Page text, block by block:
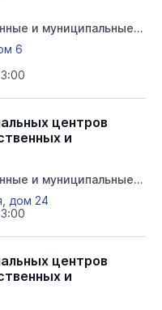
и муниципальные
6
центров
и
и муниципальные
дом 24
центров
и